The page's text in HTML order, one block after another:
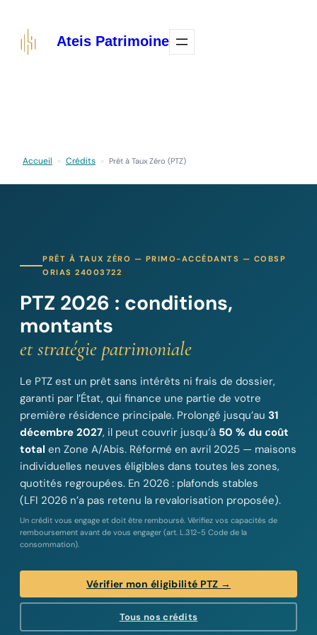
contenu
Ateis Patrimoine
Accueil » Crédits » Prêt à Taux Zéro (PTZ)
PRÊT À TAUX ZÉRO — PRIMO-ACCÉDANTS — COBSP
ORIAS 24003722
PTZ 2026 : conditions,
montants
et stratégie patrimoniale
Le PTZ est un prêt sans intérêts ni frais de dossier,
garanti par l’État, qui finance une partie de votre
première résidence principale. Prolongé jusqu’au 31
décembre 2027, il peut couvrir jusqu’à 50 % du coût
total en Zone A/Abis. Réformé en avril 2025 — maisons
individuelles neuves éligibles dans toutes les zones,
quotités regroupées. En 2026 : plafonds stables
(LFI 2026 n’a pas retenu la revalorisation proposée).
Un crédit vous engage et doit être remboursé. Vérifiez vos capacités de
remboursement avant de vous engager (art. L.312-5 Code de la
consommation).
Vérifier mon éligibilité PTZ →
Tous nos crédits